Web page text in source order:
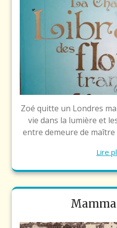
Zoé quitte un Londres
vie dans la lumière et
entre demeure de
Lire